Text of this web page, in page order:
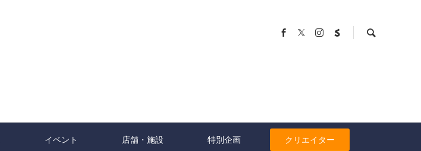
イベント 店舗・施設 特別企画 クリエイター